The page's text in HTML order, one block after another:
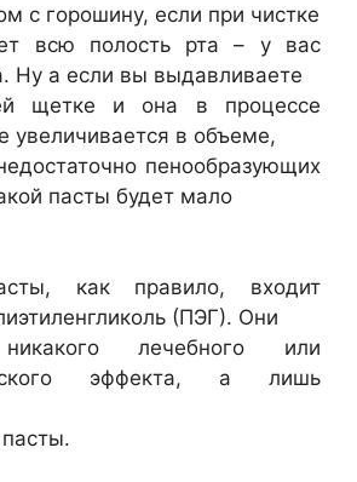
с горошину, если при чистке
всю полость рта – у вас
Ну а если вы выдавливаете
щетке и она в процессе
увеличивается в объеме,
пенообразующих
пасты будет мало
как правило, входит
(ПЭГ). Они
лечебного или
эффекта, а лишь